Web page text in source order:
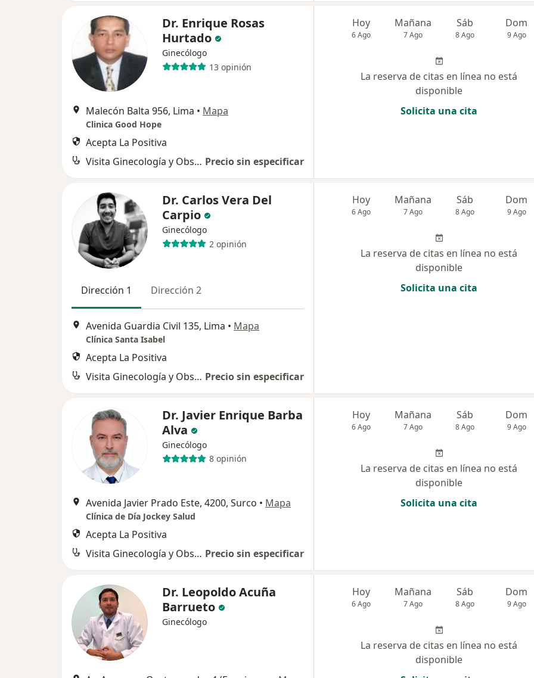
Dr. Enrique Rosas
Hurtado
Ginecólogo
13 opinión
Malecón Balta 956, Lima • Mapa
Clinica Good Hope
Acepta La Positiva
Visita Ginecología y Obstetricia Precio sin especificar
Hoy
6 Ago
Mañana
7 Ago
Sáb
8 Ago
Dom
9 Ago
La reserva de citas en línea no está
disponible
Solicita una cita
Dr. Carlos Vera Del
Carpio
Ginecólogo
2 opinión
Dirección 1 Dirección 2
Avenida Guardia Civil 135, Lima • Mapa
Clínica Santa Isabel
Acepta La Positiva
Visita Ginecología y Obstetricia Precio sin especificar
Hoy
6 Ago
Mañana
7 Ago
Sáb
8 Ago
Dom
9 Ago
La reserva de citas en línea no está
disponible
Solicita una cita
Dr. Javier Enrique Barba
Alva
Ginecólogo
8 opinión
Avenida Javier Prado Este, 4200, Surco • Mapa
Clínica de Día Jockey Salud
Acepta La Positiva
Visita Ginecología y Obstetricia Precio sin especificar
Hoy
6 Ago
Mañana
7 Ago
Sáb
8 Ago
Dom
9 Ago
La reserva de citas en línea no está
disponible
Solicita una cita
Dr. Leopoldo Acuña
Barrueto
Ginecólogo
Hoy
6 Ago
Mañana
7 Ago
Sáb
8 Ago
Dom
9 Ago
La reserva de citas en línea no está
disponible